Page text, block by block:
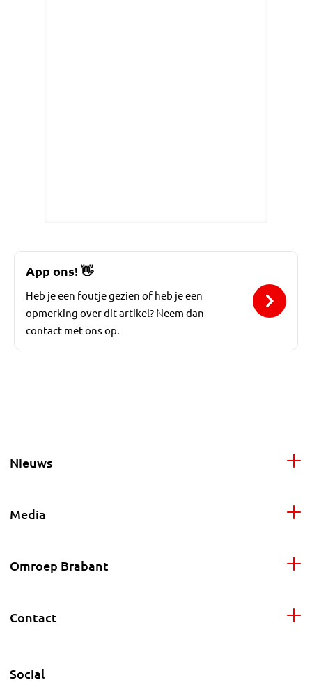
App ons!👋
Heb je een foutje gezien of heb je een
opmerking over dit artikel? Neem dan
contact met ons op.
Nieuws
Media
Omroep Brabant
Contact
Social